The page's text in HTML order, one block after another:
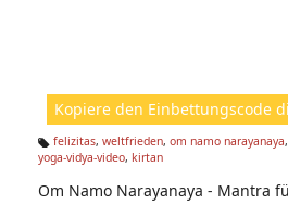
Kopiere den Einbettungscode
Ta
s:
felizitas, weltfrieden, om namo narayanaya,
yoga-vidya-video, kirtan
Om Namo Narayanaya - Mantra